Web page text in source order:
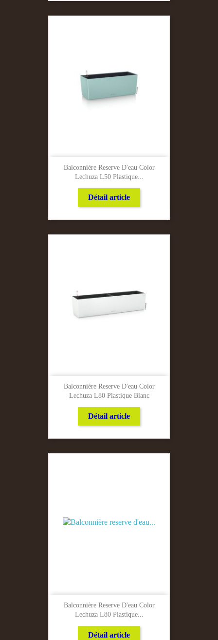
Balconnière Reserve D'eau Color
Lechuza L50 Plastique...
Détail article
Balconnière Reserve D'eau Color
Lechuza L80 Plastique Blanc
Détail article
Balconnière Reserve D'eau Color
Lechuza L80 Plastique...
Détail article